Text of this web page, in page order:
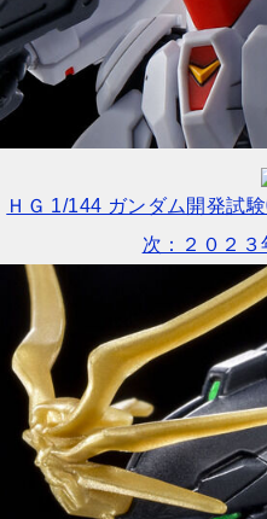
ＨＧ 1/144 ガンダム開発試
次：２０２